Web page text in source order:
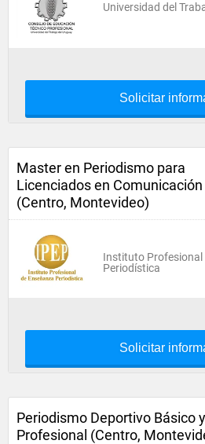
Universidad del
Solicitar
Master en Periodismo para
Licenciados en Comunicación
(Centro, Montevideo)
Instituto Profesional
Periodística
Solicitar
Periodismo Deportivo Básico y
Profesional (Centro,